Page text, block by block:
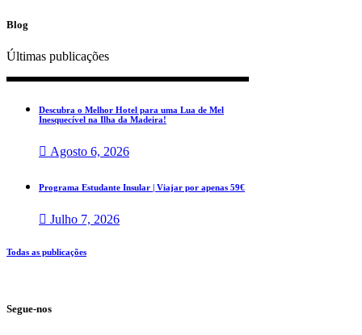
Blog
Últimas publicações
Descubra o Melhor Hotel para uma Lua de Mel
Inesquecível na Ilha da Madeira!
Agosto 6, 2026
Programa Estudante Insular | Viajar por apenas 59€
Julho 7, 2026
Todas as publicações
Segue-nos